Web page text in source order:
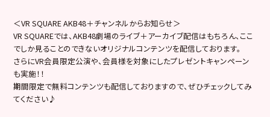
＜VR SQUARE AKB48＋チャンネルからお知らせ＞
VR SQUAREでは、AKB48劇場のライブ＋ アーカイブ配信はもちろん、ここ
でしか見ることのできないオリジナルコンテンツを配信しております。
さらにVR会員限定公演や、会員様を対象にしたプレゼントキャンペーン
も実施！！
期間限定で無料コンテンツも配信しておりますので、ぜひチェックしてみ
てください♪